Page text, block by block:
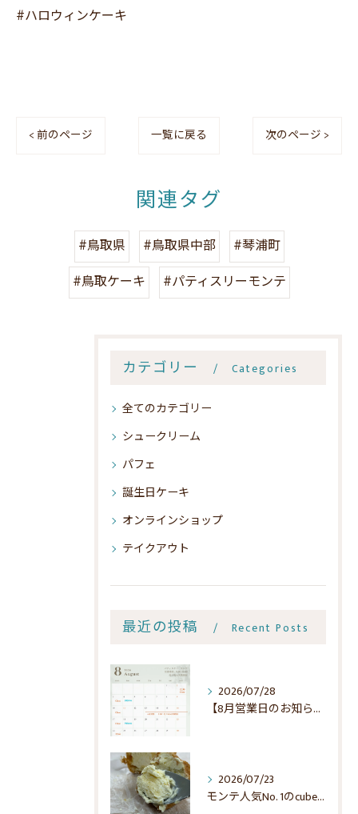
#ハロウィンケーキ
< 前のページ 一覧に戻る 次のページ >
関連タグ
#鳥取県 #鳥取県中部
#琴浦町
#鳥取ケーキ
#パティスリーモンテ
カテゴリー Categories
全てのカテゴリー
シュークリーム
パフェ
誕生日ケーキ
オンラインショップ
テイクアウト
最近の投稿 Recent Posts
2026/07/28
【8月営業日のお知らせ】🌻
2026/07/23
モンテ人気No. 1のcubeでシュー☺️